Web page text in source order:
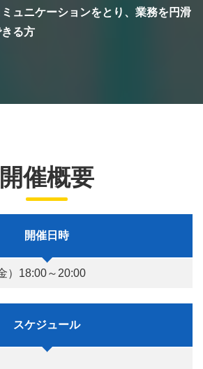
ミュニケーションをとり、業務を円滑
る方
開催概要
開催日時
）18:00～20:00
スケジュール